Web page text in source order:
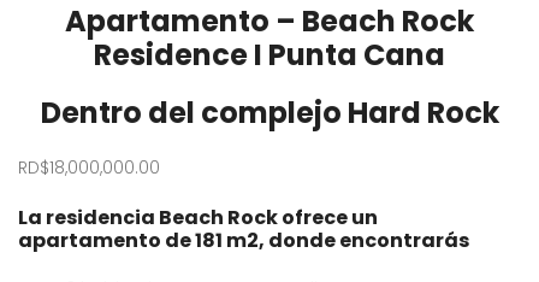
Apartamento – Beach Rock
Residence I Punta Cana
Dentro del complejo Hard Rock
RD$18,000,000.00
La residencia Beach Rock ofrece un
apartamento de 181 m2, donde encontrarás
Venta Villa En Crisfer Punta Cana
RD$$7,294,000